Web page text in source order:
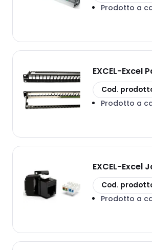
Prodotto a
EXCEL-Excel
copia
Cod.
Prodotto a
EXCEL-Excel
copia
Cod.
Prodotto a